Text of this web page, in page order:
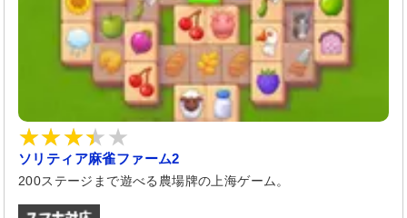
ソリティア麻雀ファーム2
200ステージまで遊べる農場牌の上海ゲーム。